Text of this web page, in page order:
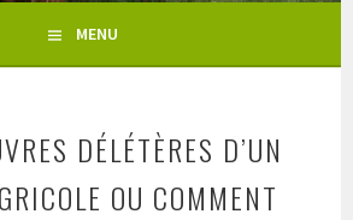
MENU
DÉLÉTÈRES D’UN
OU COMMENT